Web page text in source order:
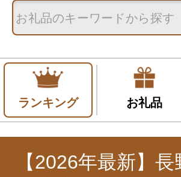
ランキング お礼品
【2026年最新】